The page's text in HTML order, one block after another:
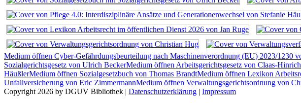
Medium öffnen Cyber-Gefährdungsbeurteilung nach Maschinenverordnung (EU) 2023/1230
Sozialgerichtsgesetz von Ulrich BeckerMedium öffnen Arbeitsgerichtsgesetz von Claas-
HäußlerMedium öffnen Sozialgesetzbuch von Thomas BrandtMedium öffnen Lexikon
Unfallversicherung von Eric ZimmermannMedium öffnen Verwaltungsgerichtsordnung von
Copyright 2026 by DGUV Bibliothek | Datenschutzerklärung | Impressum